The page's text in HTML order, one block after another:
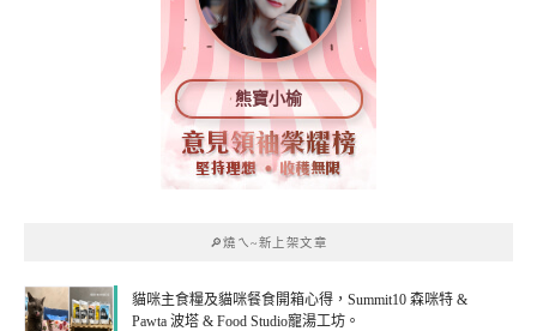
熊寶小榆
🔎燒ㄟ~新上架文章
貓咪主食糧及貓咪餐食開箱心得，Summit10 森咪特 &
Pawta 波塔 & Food Studio寵湯工坊。